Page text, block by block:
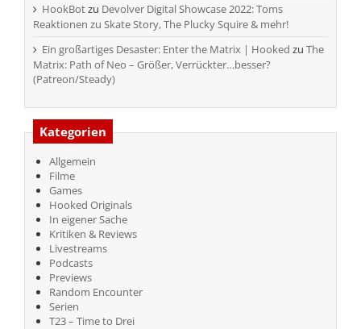
HookBotzu Devolver Digital Showcase 2022: Toms
Reaktionen zu Skate Story, The Plucky Squire & mehr!
Ein großartiges Desaster: Enter the Matrix | Hooked zu The
Matrix: Path of Neo – Größer, Verrückter…besser?
(Patreon/Steady)
Kategorien
Allgemein
Filme
Games
Hooked Originals
In eigener Sache
Kritiken & Reviews
Livestreams
Podcasts
Previews
Random Encounter
Serien
T23 – Time to Drei